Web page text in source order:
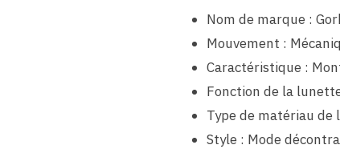
Nom de marque :
Mouvement :
Caractéristique :
Fonction de la
Type de matériau
Style : Mode